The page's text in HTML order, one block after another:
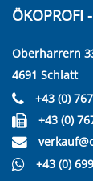
ÖKOPROFI
Oberharrern
4691 Schlatt
+43 (0)
+43 (0)
+43 (0)